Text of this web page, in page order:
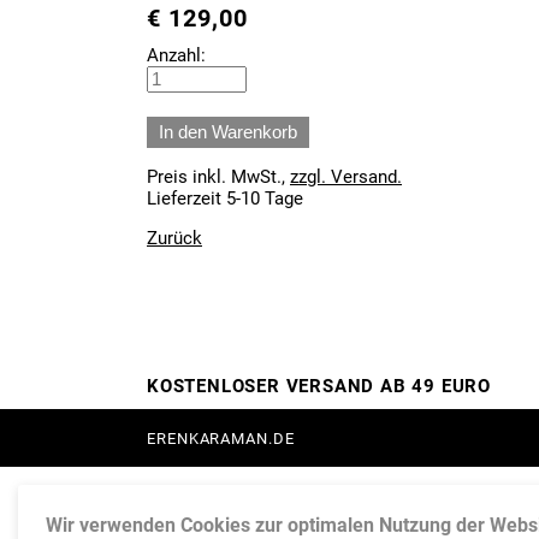
€ 129,00
Anzahl:
Preis inkl. MwSt., zzgl. Versand.
Lieferzeit 5-10 Tage
Zurück
KOSTENLOSER VERSAND AB 49 EURO
ERENKARAMAN.DE
Wir verwenden Cookies zur optimalen Nutzung der